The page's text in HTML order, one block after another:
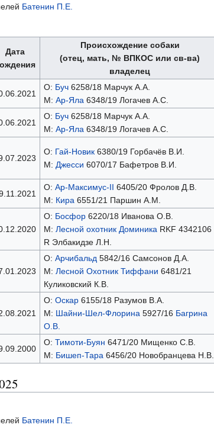
Батенин П.Е.
Дата
Происхождение собаки
(отец, мать, № ВПКОС или св-ва)
владелец
О: Буч6258/18 Марчук А.А.
М: Ар-Яла 6348/19 Логачев А.С.
О: Буч6258/18 Марчук А.А.
М: Ар-Яла 6348/19 Логачев А.С.
О: Гай-Новик6380/19 Горбачёв В.И.
М: Джесси 6070/17 Бафетров В.И.
О: Ар-Максимус-II 6405/20 Фролов Д.В.
М: Кира 6551/21 Паршин А.М.
О: Босфор 6220/18 Иванова О.В.
М: Лесной охотник Доминика RKF 4342106
R Элбакидзе Л.Н.
О: Арчибальд 5842/16 Самсонов Д.А.
М: Лесной Охотник Тиффани 6481/21
Куликовский К.В.
О: Оскар6155/18 Разумов В.А.
М: Шайни-Шел-Флорина 5927/16 Багрина
О.В.
О: Тимоти-Буян 6471/20 Мищенко С.В.
М: Бишеп-Тара 6456/20 Новобранцева Н.В.
Батенин П.Е.